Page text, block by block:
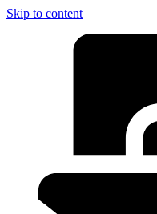
Skip to content